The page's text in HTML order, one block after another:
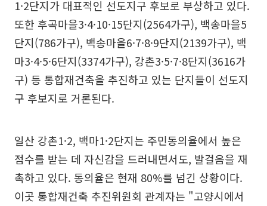
1·2단지가 대표적인 선도지구 후보로 부상하고 있다.
또한 후곡마을3·4·10·15단지(2564가구), 백송마을5
단지(786가구), 백송마을6·7·8·9단지(2139가구), 백
마3·4·5·6단지(3374가구), 강촌3·5·7·8단지(3616가
구) 등 통합재건축을 추진하고 있는 단지들이 선도지
구 후보지로 거론된다.
일산 강촌1·2, 백마1·2단지는 주민동의율에서 높은
점수를 받는 데 자신감을 드러내면서도, 발걸음을 재
촉하고 있다. 동의율은 현재 80%를 넘긴 상황이다.
이곳 통합재건축 추진위원회 관계자는 "고양시에서